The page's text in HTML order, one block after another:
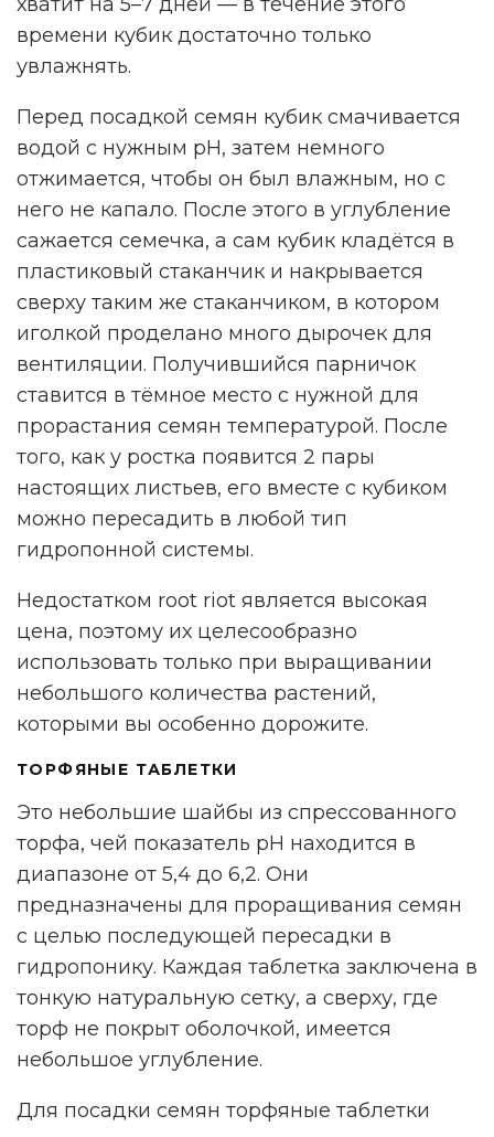
времени кубик достаточно только
увлажнять.
Перед посадкой семян кубик смачивается
водой с нужным pH, затем немного
отжимается, чтобы он был влажным, но с
него не капало. После этого в углубление
сажается семечка, а сам кубик кладётся в
пластиковый стаканчик и накрывается
сверху таким же стаканчиком, в котором
иголкой проделано много дырочек для
вентиляции. Получившийся парничок
ставится в тёмное место с нужной для
прорастания семян температурой. После
того, как у ростка появится 2 пары
настоящих листьев, его вместе с кубиком
можно пересадить в любой тип
гидропонной системы.
Недостатком root riot является высокая
цена, поэтому их целесообразно
использовать только при выращивании
небольшого количества растений,
которыми вы особенно дорожите.
ТОРФЯНЫЕ ТАБЛЕТКИ
Это небольшие шайбы из спрессованного
торфа, чей показатель pH находится в
диапазоне от 5,4 до 6,2. Они
предназначены для проращивания семян
с целью последующей пересадки в
гидропонику. Каждая таблетка заключена в
тонкую натуральную сетку, а сверху, где
торф не покрыт оболочкой, имеется
небольшое углубление.
Для посадки семян торфяные таблетки